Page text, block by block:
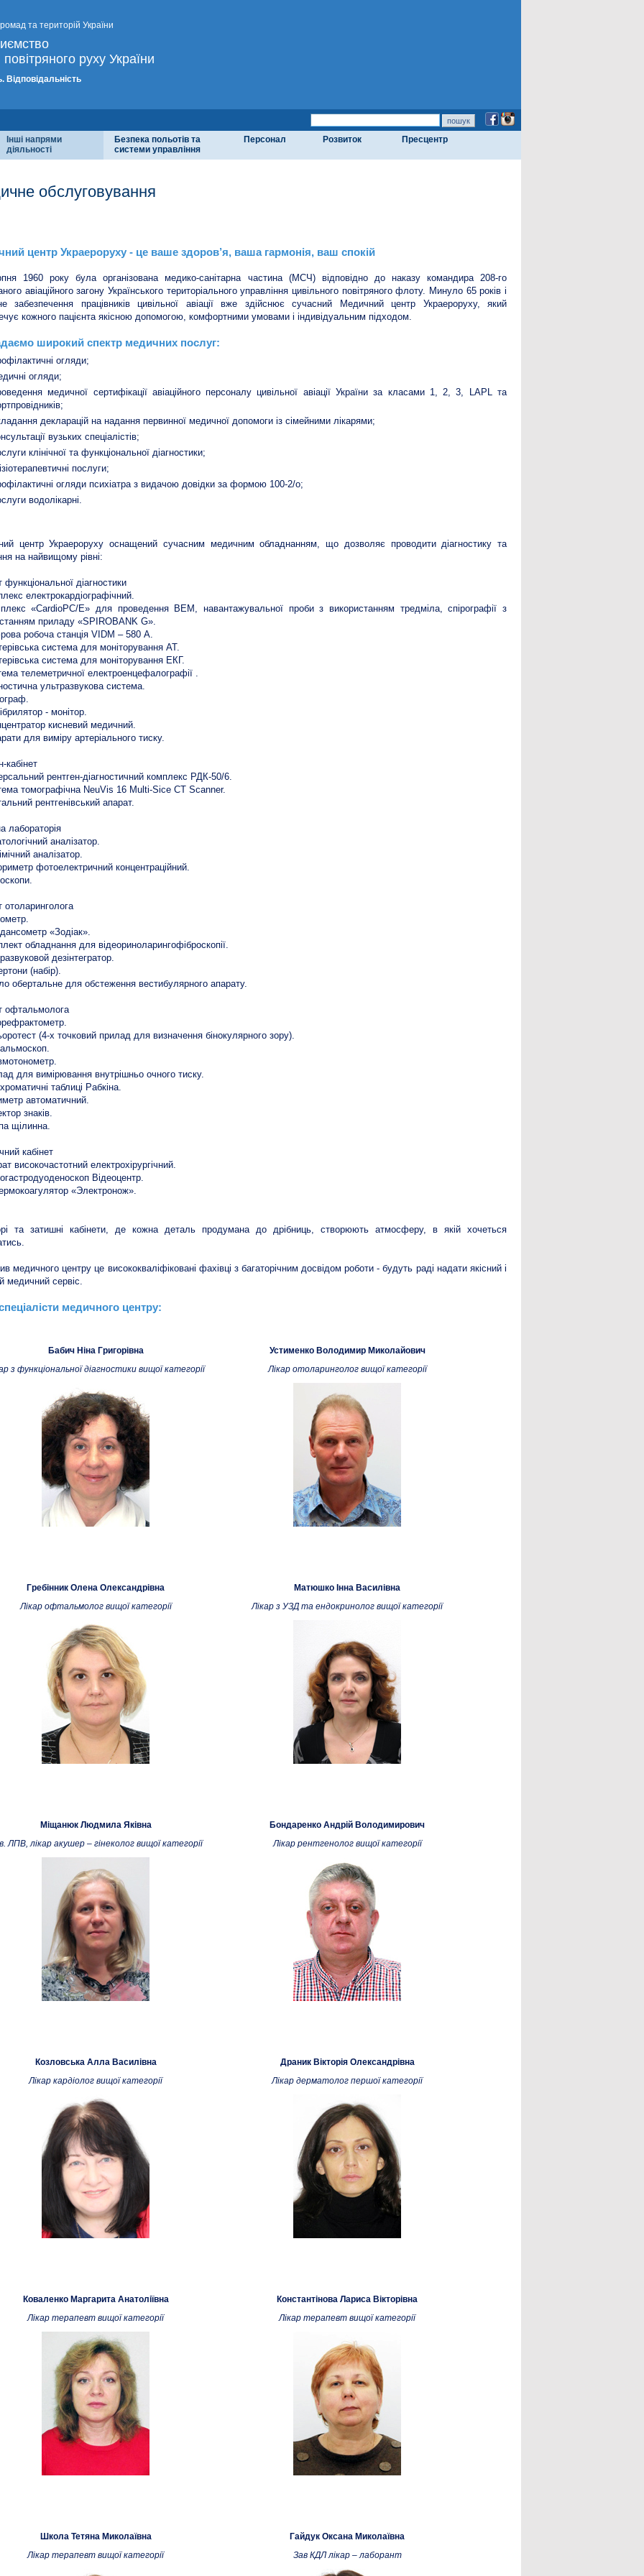
та територій України
руху України
Відповідальність
Інші напрями
діяльності
Безпека польотів та
системи управління
Персонал Розвиток Пресцентр
обслуговування
центр Украероруху - це ваше здоров’я, ваша гармонія, ваш спокій
1960 року була організована медико-санітарна частина (МСЧ) відповідно до наказу командира 208-го
авіаційного загону Українського територіального управління цивільного повітряного флоту. Минуло 65 років і
забезпечення працівників цивільної авіації вже здійснює сучасний Медичний центр Украероруху, який
кожного пацієнта якісною допомогою, комфортними умовами і індивідуальним підходом.
широкий спектр медичних послуг:
огляди;
огляди;
медичної сертифікації авіаційного персоналу цивільної авіації України за класами 1, 2, 3, LAPL та
декларацій на надання первинної медичної допомоги із сімейними лікарями;
вузьких спеціалістів;
клінічної та функціональної діагностики;
послуги;
огляди психіатра з видачою довідки за формою 100-2/о;
водолікарні.
центр Украероруху оснащений сучасним медичним обладнанням, що дозволяє проводити діагностику та
на найвищому рівні:
функціональної діагностики
електрокардіографічний.
«CardioPC/Е» для проведення ВЕМ, навантажувальної проби з використанням тредміла, спірографії з
приладу «SPIROBANK G».
робоча станція VIDM – 580 А.
система для моніторування AT.
система для моніторування ЕКГ.
телеметричної електроенцефалографії .
ультразвукова система.
- монітор.
кисневий медичний.
для виміру артеріального тиску.
кабінет
рентген-діагностичний комплекс РДК-50/6.
томографічна NeuVis 16 Multi-Sice CT Scanner.
рентгенівський апарат.
лабораторія
аналізатор.
аналізатор.
фотоелектричний концентраційний.
отоларинголога
«Зодіак».
обладнання для відеориноларингофіброскопії.
дезінтегратор.
(набір).
обертальне для обстеження вестибулярного апарату.
офтальмолога
(4-х точковий прилад для визначення бінокулярного зору).
для вимірювання внутрішньо очного тиску.
таблиці Рабкіна.
автоматичний.
знаків.
щілинна.
кабінет
високочастотний електрохірургічний.
Відеоцентр.
«Электронож».
та затишні кабінети, де кожна деталь продумана до дрібниць, створюють атмосферу, в якій хочеться
медичного центру це висококваліфіковані фахівці з багаторічним досвідом роботи - будуть раді надати якісний і
медичний сервіс.
медичного центру:
Бабич Ніна Григорівна
з функціональної діагностики вищої категорії
Устименко Володимир Миколайович
Лікар отоларинголог вищої категорії
Гребінник Олена Олександрівна
Лікар офтальмолог вищої категорії
Матюшко Інна Василівна
Лікар з УЗД та ендокринолог вищої категорії
Міщанюк Людмила Яківна
ЛПВ, лікар акушер – гінеколог вищої категорії
Бондаренко Андрій Володимирович
Лікар рентгенолог вищої категорії
Козловська Алла Василівна
Лікар кардіолог вищої категорії
Драник Вікторія Олександрівна
Лікар дерматолог першої категорії
Коваленко Маргарита Анатоліївна
Лікар терапевт вищої категорії
Константінова Лариса Вікторівна
Лікар терапевт вищої категорії
Школа Тетяна Миколаївна
Лікар терапевт вищої категорії
Гайдук Оксана Миколаївна
Зав КДЛ лікар – лаборант